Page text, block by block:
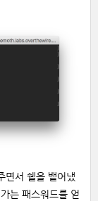
면서 쉘을 뱉어냈
는 패스워드를 얻